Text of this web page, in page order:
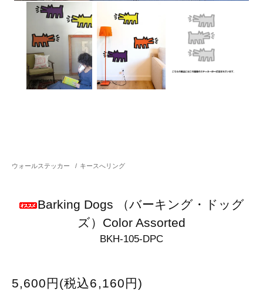
ウォールステッカー / キースへリング
Barking Dogs （バーキング・ドッグ
ズ）Color Assorted
BKH-105-DPC
5,600円(税込6,160円)